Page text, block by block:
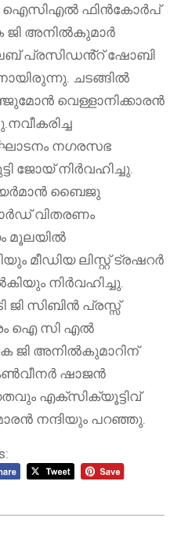
ഐസിഎൽ ഫിൻകോർപ്
അനിൽകുമാർ
പ്രസിഡൻ്റ് ഷോബി
ചടങ്ങിൽ
വെള്ളാനിക്കാരൻ
നഗരസഭ
ജോയ് നിർവഹിച്ചു.
ബൈജു
വിതരണം
മൂലയിൽ
മീഡിയ ലിസ്റ്റ് ട്രഷറർ
നിർവഹിച്ചു.
സിബിൻ പ്രസ്സ്
ഐ സി എൽ
ജി അനിൽകുമാറിന്
ഷാജൻ
എക്സിക്യൂട്ടിവ്
നന്ദിയും പറഞ്ഞു.